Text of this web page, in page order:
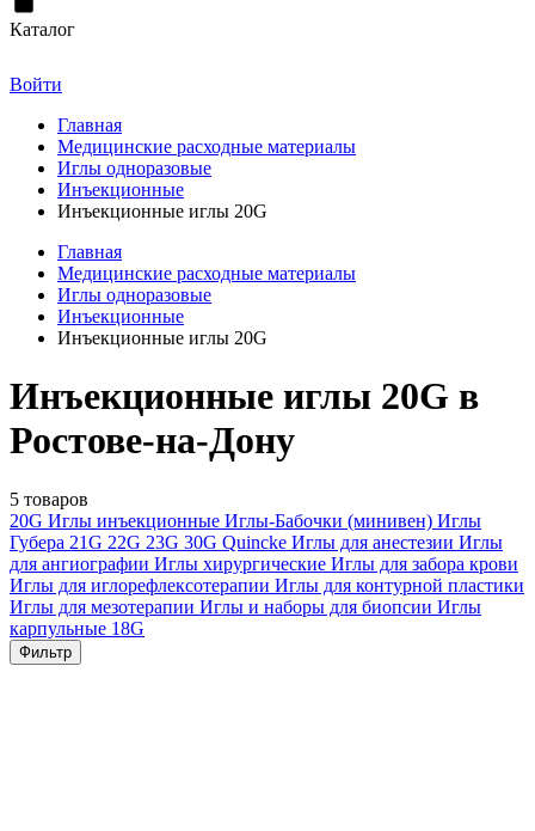
Каталог
Войти
Главная
Медицинские расходные материалы
Иглы одноразовые
Инъекционные
Инъекционные иглы 20G
Главная
Медицинские расходные материалы
Иглы одноразовые
Инъекционные
Инъекционные иглы 20G
Инъекционные иглы 20G в
Ростове-на-Дону
5 товаров
20G Иглы инъекционные Иглы-Бабочки (минивен) Иглы
Губера 21G 22G 23G 30G Quincke Иглы для анестезии Иглы
для ангиографии Иглы хирургические Иглы для забора крови
Иглы для иглорефлексотерапии Иглы для контурной пластики
Иглы для мезотерапии Иглы и наборы для биопсии Иглы
карпульные 18G
Фильтр